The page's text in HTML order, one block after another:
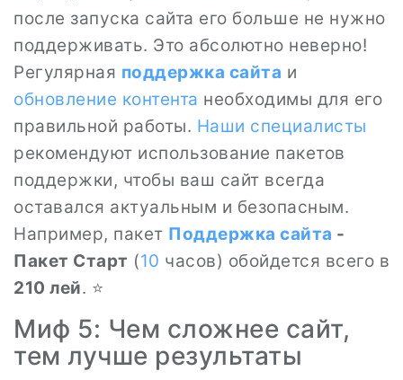
после запуска сайта его больше не нужно
поддерживать. Это абсолютно неверно!
Регулярная поддержка сайта и
обновление контента необходимы для его
правильной работы. Наши специалисты
рекомендуют использование пакетов
поддержки, чтобы ваш сайт всегда
оставался актуальным и безопасным.
Например, пакет Поддержка сайта -
Пакет Старт (10 часов) обойдется всего в
210 лей. ⭐
Миф 5: Чем сложнее сайт,
тем лучше результаты